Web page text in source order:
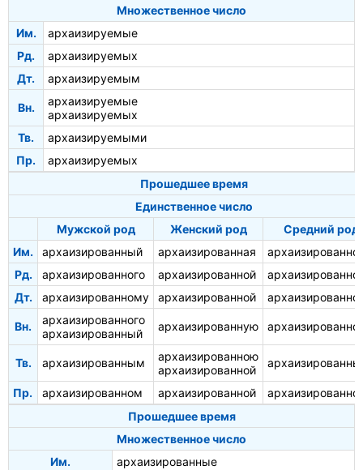
Множественное число
Им.
архаизируемые
Рд.
архаизируемых
Дт.
архаизируемым
Вн.
архаизируемые
архаизируемых
Тв.
архаизируемыми
Пр.
архаизируемых
Прошедшее время
Единственное число
Мужской род
Женский род
Средний род
Им.
архаизированный архаизированная
Рд.
архаизированного архаизированной
Дт.
архаизированному архаизированной
Вн.
архаизированного
архаизированный
архаизированную
Тв. архаизированным
архаизированною
архаизированной
Пр. архаизированном архаизированной
Прошедшее время
Множественное число
Им.
архаизированные